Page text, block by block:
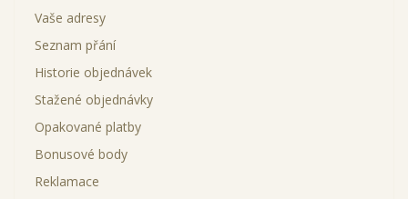
Vaše adresy
Seznam přání
Historie objednávek
Stažené objednávky
Opakované platby
Bonusové body
Reklamace